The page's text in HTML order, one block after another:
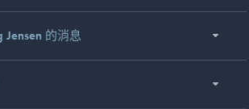
Jensen 的消息